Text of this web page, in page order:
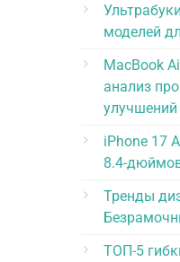
моделей
MacBook
анализ
улучшений
iPhone 17
8.4-
Тренды
ТОП-5